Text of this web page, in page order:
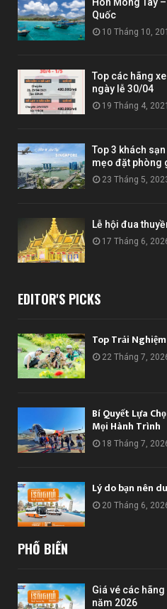
Quốc
10 Tháng 10,
Top các hãng
ngày lễ 30/04
19 Tháng 4, 2021
Top 3 khách
mẹo đặt phòng
23 Tháng 5,
Lễ hội đua
17 Tháng 6,
EDITOR'S PICKS
Top Trải
22 Tháng 7,
Bí Quyết Lựa
Mọi Hành Trình
18 Tháng 7,
Lý do bạn nên
20 Tháng 6,
PHỔ BIẾN
Giá vé các
năm 2026